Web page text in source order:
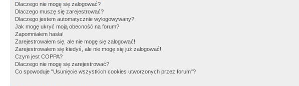
Dlaczego nie mogę się zalogować?
Dlaczego muszę się zarejestrować?
Dlaczego jestem automatycznie wylogowywany?
Jak mogę ukryć moją obecność na forum?
Zapomniałem hasła!
Zarejestrowałem się, ale nie mogę się zalogować!
Zarejestrowałem się kiedyś, ale nie mogę się już zalogować!
Czym jest COPPA?
Dlaczego nie mogę się zarejestrować?
Co spowoduje "Usunięcie wszystkich cookies utworzonych przez forum"?